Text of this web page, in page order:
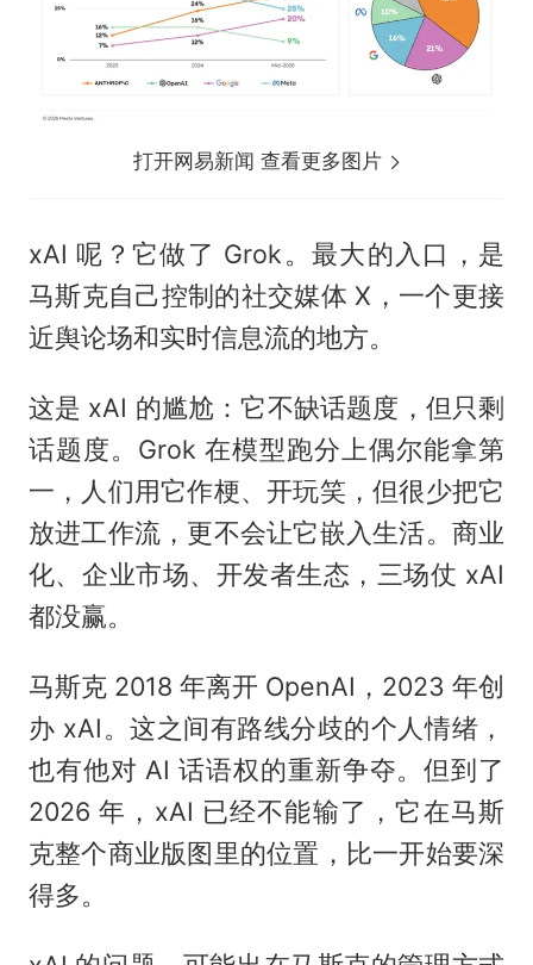
打开网易新闻 查看更多图片
xAI 呢？它做了 Grok。最大的入口，是
马斯克自己控制的社交媒体 X，一个更接
近舆论场和实时信息流的地方。
这是 xAI 的尴尬：它不缺话题度，但只剩
话题度。Grok 在模型跑分上偶尔能拿第
一，人们用它作梗、开玩笑，但很少把它
放进工作流，更不会让它嵌入生活。商业
化、企业市场、开发者生态，三场仗 xAI
都没赢。
马斯克 2018 年离开 OpenAI，2023 年创
办 xAI。这之间有路线分歧的个人情绪，
也有他对 AI 话语权的重新争夺。但到了
2026 年，xAI 已经不能输了，它在马斯
克整个商业版图里的位置，比一开始要深
得多。